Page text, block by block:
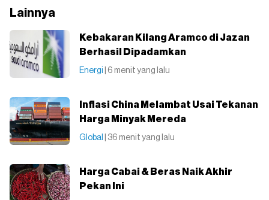
Lainnya
Kebakaran Kilang Aramco di Jazan
Berhasil Dipadamkan
Energi | 6 menit yang lalu
Inflasi China Melambat Usai Tekanan
Harga Minyak Mereda
Global | 36 menit yang lalu
Harga Cabai & Beras Naik Akhir
Pekan Ini